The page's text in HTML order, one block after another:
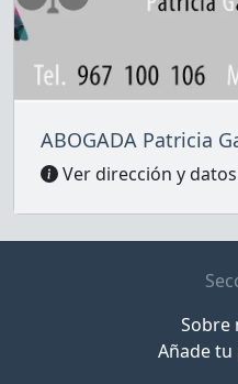
ABOGADA Patricia
Ver dirección y
Sobre
Añade